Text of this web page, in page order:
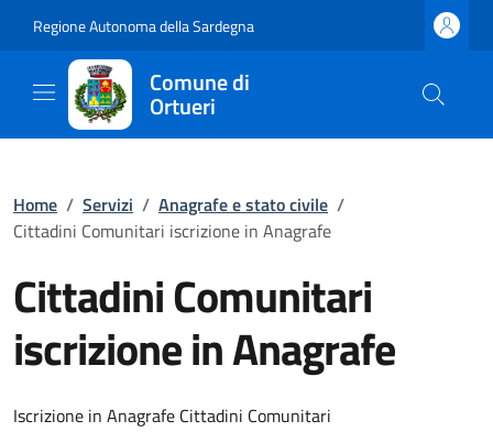
Regione Autonoma della Sardegna
Comune di
Ortueri
Home / Servizi / Anagrafe e stato civile /
Cittadini Comunitari iscrizione in Anagrafe
Cittadini Comunitari
iscrizione in Anagrafe
Iscrizione in Anagrafe Cittadini Comunitari